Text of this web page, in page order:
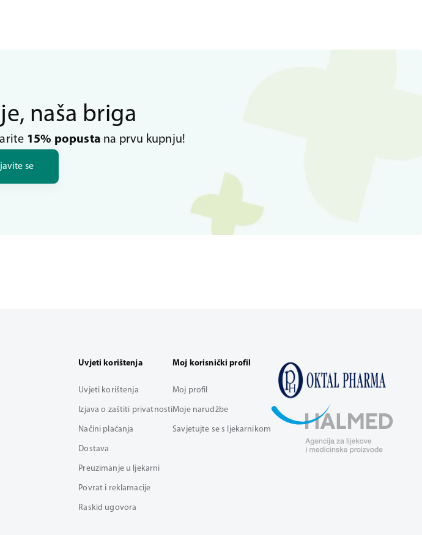
naša briga
15% popusta na prvu kupnju!
se
Uvjeti korištenja
Uvjeti korištenja
Izjava o zaštiti privatnosti
Načini plaćanja
Dostava
Preuzimanje u ljekarni
Povrat i reklamacije
Raskid ugovora
Moj korisnički profil
Moj profil
Moje narudžbe
Savjetujte se s ljekarnikom